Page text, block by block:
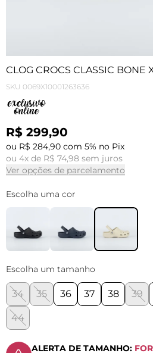
CLOG CROCS CLASSIC BONE
SKU 0069X10001263636
R$ 299,90
ou R$ 284,90 com 5% no Pix
ou 4x de R$ 74,98 sem juros
Ver opções de parcelamento
Escolha uma cor
Escolha um tamanho
34 35 36 37 38 39
44
ALERTA DE TAMANHO: